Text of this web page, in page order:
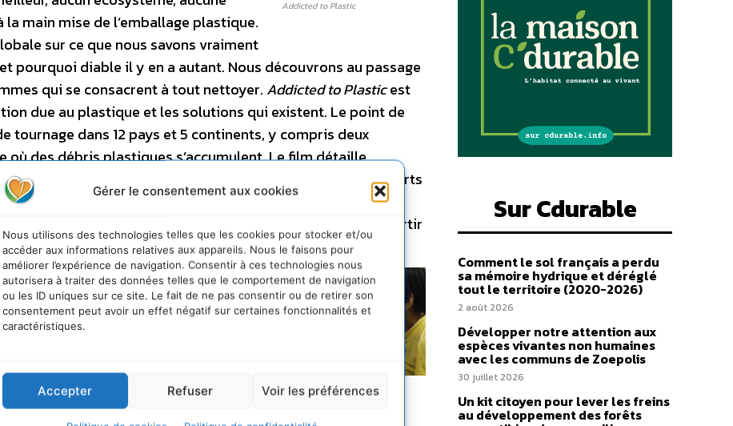
Gérer le consentement aux cookies
Nous utilisons des technologies telles que les cookies pour stocker et/ou
accéder aux informations relatives aux appareils. Nous le faisons pour
améliorer l’expérience de navigation. Consentir à ces technologies nous
autorisera à traiter des données telles que le comportement de navigation
ou les ID uniques sur ce site. Le fait de ne pas consentir ou de retirer son
consentement peut avoir un effet négatif sur certaines fonctionnalités et
caractéristiques.
Accepter Refuser Voir les préférences
Addicted to Plastic
la main mise de l’emballage plastique.
sur ce que nous savons vraiment
pourquoi diable il y en a autant. Nous découvrons au passage
qui se consacrent à tout nettoyer. Addicted to Plasticest
due au plastique et les solutions qui existent. Le point de
tournage dans 12 pays et 5 continents, y compris deux
où des débris plastiques s’accumulent. Le film détaille
années et propose de nombreuses interviews d’experts
pour améliorer son recyclage, diminuer sa toxicité et
qui incluent des solutions de fabrication du plastique à partir
quant à notre futur au côté du plastique.
Agent Orange
Le Festival
Agent Orange – A Personal
Masako Sakata depuis 33 ans,
la cause de sa mort, elle se rend au
a environ quarante ans. Partout, elle
même pas encore nés à cette
et maladies. Le documentaire
une catastrophe écologique sans
Sur Cdurable
Comment le sol français a perdu
sa mémoire hydrique et déréglé
tout le territoire (2020-2026)
2 août 2026
Développer notre attention aux
espèces vivantes non humaines
avec les communs de Zoepolis
30 juillet 2026
Un kit citoyen pour lever les freins
au développement des forêts